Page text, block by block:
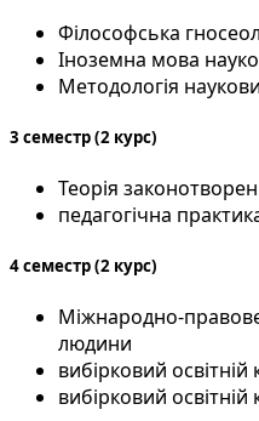
Філософська
Іноземна мова
Методологія
3 семестр (2 курс)
Теорія
педагогічна
4 семестр (2 курс)
Міжнародно-
людини
вибірковий
вибірковий